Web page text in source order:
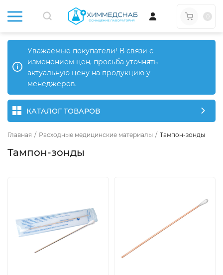
Уважаемые покупатели! В связи с
изменением цен, просьба уточнять
актуальную цену на продукцию у
менеджеров.
КАТАЛОГ ТОВАРОВ
Главная / Расходные медицинские материалы / Тампон-зонды
Тампон-зонды